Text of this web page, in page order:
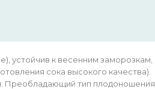
к весенним заморозкам,
сока высокого качества).
Преобладающий тип плодоношения